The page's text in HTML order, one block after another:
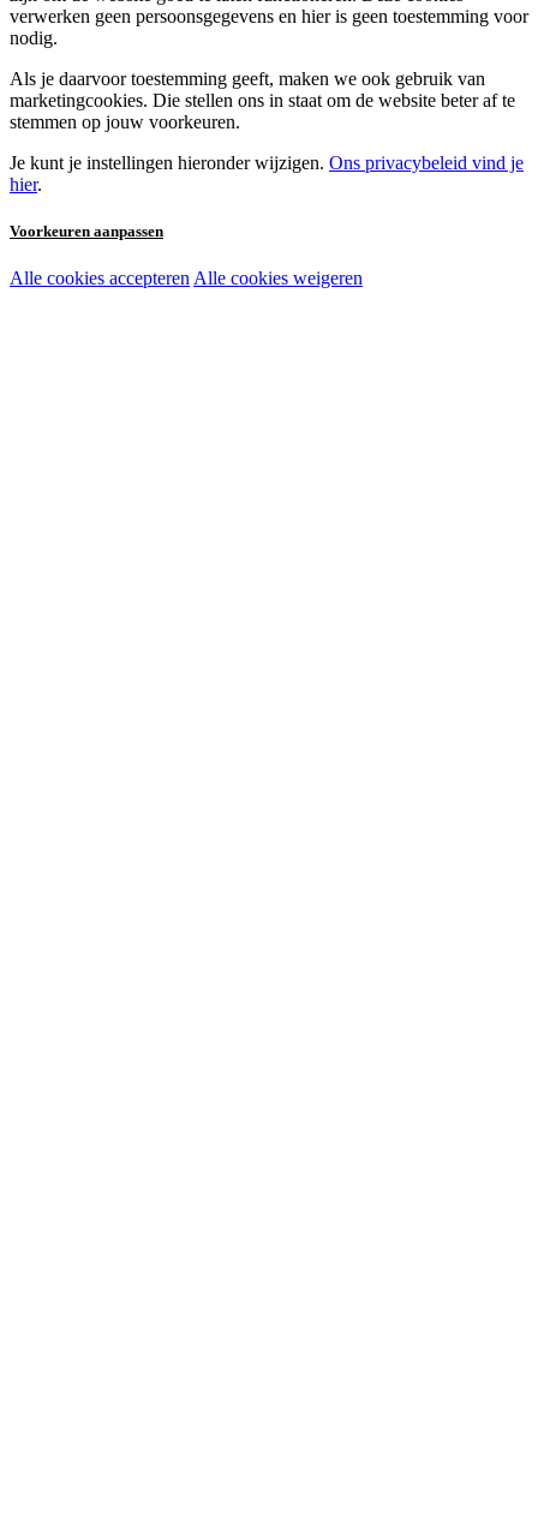
verwerken geen persoonsgegevens en hier is geen toestemming voor
nodig.
Als je daarvoor toestemming geeft, maken we ook gebruik van
marketingcookies. Die stellen ons in staat om de website beter af te
stemmen op jouw voorkeuren.
Je kunt je instellingen hieronder wijzigen. Ons privacybeleid vind je
hier.
Voorkeuren aanpassen
Noodzakelijke cookies:
Alle cookies accepteren Alle cookies weigeren